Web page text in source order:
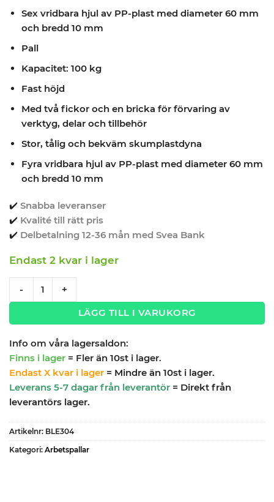
Sex vridbara hjul av PP-plast med diameter 60 mm
och bredd 10 mm
Pall
Kapacitet: 100 kg
Fast höjd
Med två fickor och en bricka för förvaring av
verktyg, delar och tillbehör
Stor, tålig och bekväm skumplastdyna
Fyra vridbara hjul av PP-plast med diameter 60 mm
och bredd 10 mm
✔️ Snabba leveranser
✔️ Kvalité till rätt pris
✔️ Delbetalning 12-36 mån med Svea Bank
Endast 2 kvar i lager
- +
LÄGG TILL I VARUKORG
Info om våra lagersaldon:
Finns i lager = Fler än 10st i lager.
Endast X kvar i lager = Mindre än 10st i lager.
Leverans 5-7 dagar från leverantör = Direkt från
leverantörs lager.
Artikelnr: BLE304
Kategori: Arbetspallar